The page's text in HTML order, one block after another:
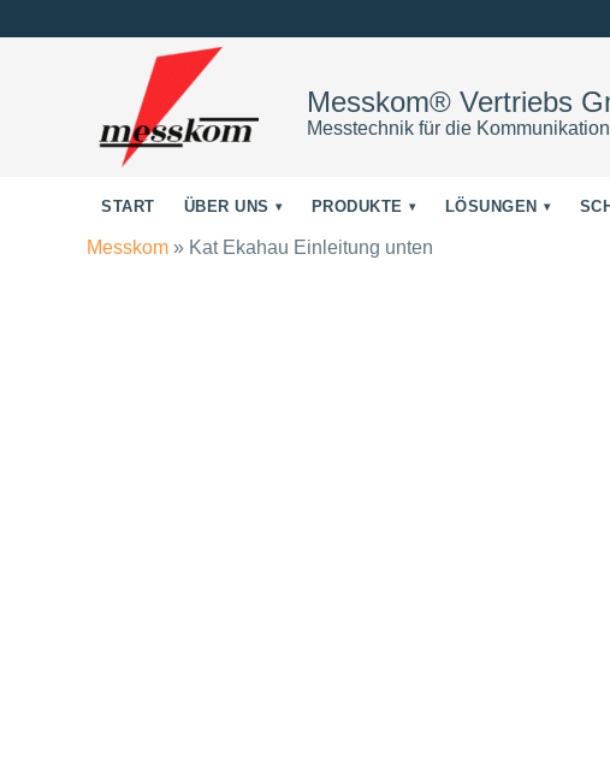
Messkom® Vertriebs
Messtechnik für die
START ÜBER UNS PRODUKTE LÖSUNGEN
Messkom » Kat Ekahau Einleitung unten